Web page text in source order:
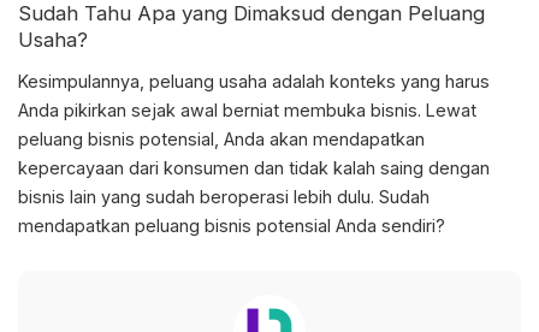
Sudah Tahu Apa yang Dimaksud dengan Peluang
Usaha?
Kesimpulannya, peluang usaha adalah konteks yang harus
Anda pikirkan sejak awal berniat membuka bisnis. Lewat
peluang bisnis potensial, Anda akan mendapatkan
kepercayaan dari konsumen dan tidak kalah saing dengan
bisnis lain yang sudah beroperasi lebih dulu. Sudah
mendapatkan peluang bisnis potensial Anda sendiri?